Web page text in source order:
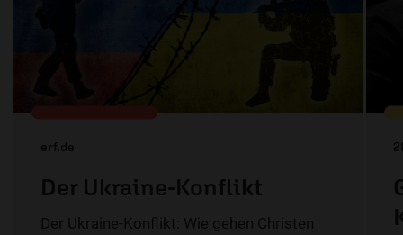
erf.de
Der Ukraine-Konflikt
Der Ukraine-Konflikt: Wie gehen Christen